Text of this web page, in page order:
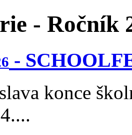
- Ročník
-
konce